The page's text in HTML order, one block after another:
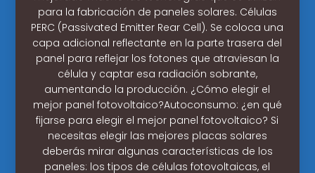
para la fabricación de paneles solares. Células
PERC (Passivated Emitter Rear Cell). Se coloca una
capa adicional reflectante en la parte trasera del
panel para reflejar los fotones que atraviesan la
célula y captar esa radiación sobrante,
aumentando la producción. ¿Cómo elegir el
mejor panel fotovoltaico?Autoconsumo: ¿en qué
fijarse para elegir el mejor panel fotovoltaico? Si
necesitas elegir las mejores placas solares
deberás mirar algunas características de los
paneles: los tipos de células fotovoltaicas, el